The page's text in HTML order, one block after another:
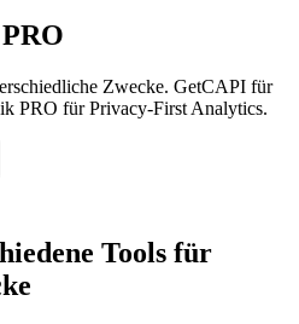
Zwecke. GetCAPI für
PRO für Privacy-First Analytics.
Tools für